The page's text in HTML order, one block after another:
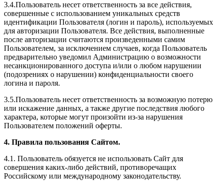
3.4.Пользователь несет ответственность за все действия,
совершенные с использованием уникальных средств
идентификации Пользователя (логин и пароль), используемых
для авторизации Пользователя. Все действия, выполненные
после авторизации считаются произведенными самим
Пользователем, за исключением случаев, когда Пользователь
предварительно уведомил Администрацию о возможности
несанкционированного доступа и/или о любом нарушении
(подозрениях о нарушении) конфиденциальности своего
логина и пароля.
3.5.Пользователь несет ответственность за возможную потерю
или искажение данных, а также другие последствия любого
характера, которые могут произойти из-за нарушения
Пользователем положений оферты.
4. Правила пользования Сайтом.
4.1. Пользователь обязуется не использовать Сайт для
совершения каких-либо действий, противоречащих
Российскому или международному законодательству.